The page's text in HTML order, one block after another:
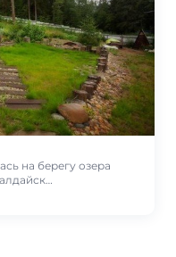
на берегу озера